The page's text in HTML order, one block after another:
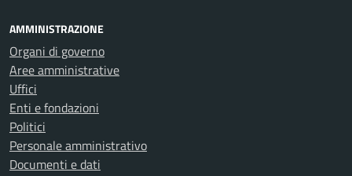
AMMINISTRAZIONE
Organi di governo
Aree amministrative
Uffici
Enti e fondazioni
Politici
Personale amministrativo
Documenti e dati